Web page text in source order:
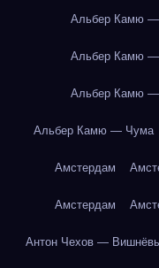
Альбер Камю
Альбер Камю
Альбер Камю
Альбер Камю — Чума
Амстердам
Амстердам
Антон Чехов —